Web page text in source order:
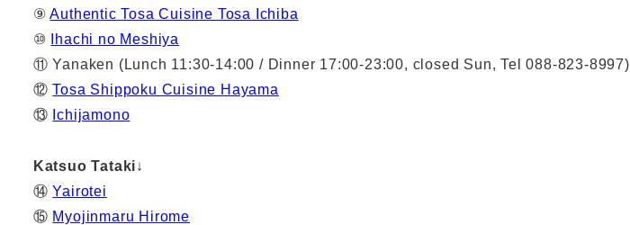
⑨Authentic Tosa Cuisine Tosa Ichiba
⑩
Ihachi no Meshiya
⑪ Yanaken (Lunch 11:30-14:00 / Dinner 17:00-23:00, closed Sun, Tel 088-823-8997)
⑫Tosa Shippoku Cuisine Hayama
⑬ Ichijamono
Katsuo Tataki↓
⑭Yairotei
⑮ Myojinmaru Hirome